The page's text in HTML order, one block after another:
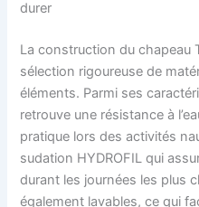
durer
La construction du chapeau
sélection rigoureuse de
éléments. Parmi ses
retrouve une résistance à
pratique lors des activités
sudation HYDROFIL qui
durant les journées les plus
également lavables, ce qui